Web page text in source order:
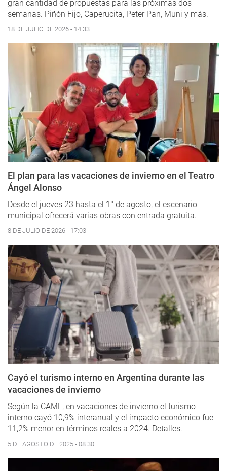
gran cantidad de propuestas para las próximas dos
semanas. Piñón Fijo, Caperucita, Peter Pan, Muni y más.
18 DE JULIO DE 2026 - 14:33
El plan para las vacaciones de invierno en el Teatro
Ángel Alonso
Desde el jueves 23 hasta el 1° de agosto, el escenario
municipal ofrecerá varias obras con entrada gratuita.
8 DE JULIO DE 2026 - 17:03
Cayó el turismo interno en Argentina durante las
vacaciones de invierno
Según la CAME, en vacaciones de invierno el turismo
interno cayó 10,9% interanual y el impacto económico fue
11,2% menor en términos reales a 2024. Detalles.
5 DE AGOSTO DE 2025 - 08:30